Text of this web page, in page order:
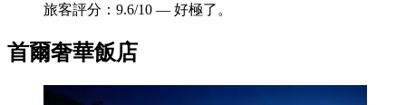
旅客評分：9.6/10 — 好極了。
首爾奢華飯店